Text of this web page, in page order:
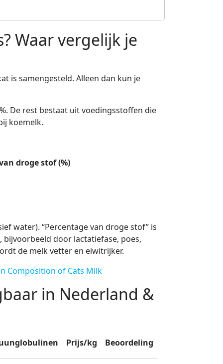
Waar vergelijk je
is samengesteld. Alleen dan kun je
De rest bestaat uit voedingsstoffen die
koemelk.
droge stof (%)
water). “Percentage van droge stof” is
door lactatiefase, poes,
de melk vetter en eiwitrijker.
Composition of Cats Milk
in Nederland &
Prijs/kg Beoordeling